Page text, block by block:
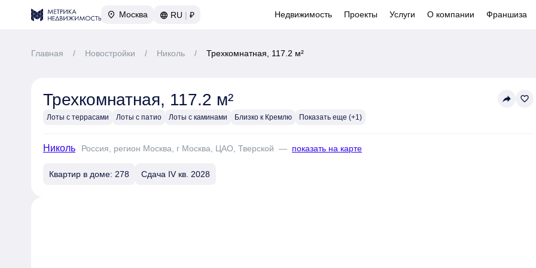
Москва RU | ₽ Недвижимость Проекты Услуги О компании Франшиза
Главная / Новостройки / Николь / Трехкомнатная, 117.2 м²
Трехкомнатная, 117.2 м²
Лоты с террасами Лоты с патио Лоты с каминами Близко к Кремлю Показать еще (+1)
reply favorite_border
Николь Россия, регион Москва, г Москва, ЦАО, Тверской — показать на карте
Квартир в доме: 278 Сдача IV кв. 2028